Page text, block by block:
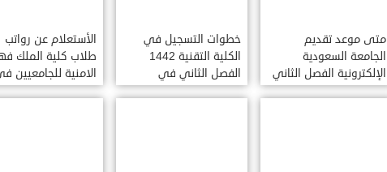
متى موعد تقديم
الجامعة السعودية
الإلكترونية الفصل الثاني
في المملكة العربية
خطوات التسجيل في
الكلية التقنية 1442
الفصل الثاني في
المملكة العربية
الأستعلام عن رواتب
طلاب كلية الملك
الامنية للجامعيين
المملكة العربية